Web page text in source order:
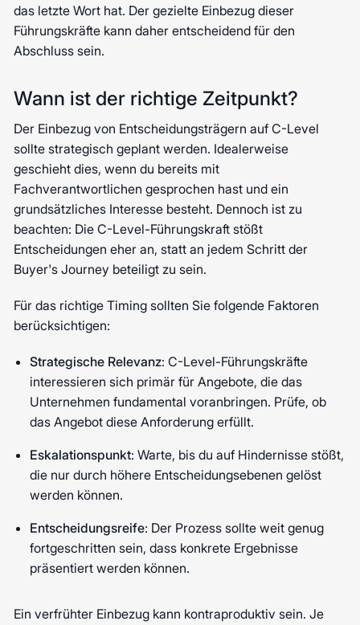
das letzte Wort hat. Der gezielte Einbezug dieser
Führungskräfte kann daher entscheidend für den
Abschluss sein.
Wann ist der richtige Zeitpunkt?
Der Einbezug von Entscheidungsträgern auf C-Level
sollte strategisch geplant werden. Idealerweise
geschieht dies, wenn du bereits mit
Fachverantwortlichen gesprochen hast und ein
grundsätzliches Interesse besteht. Dennoch ist zu
beachten: Die C-Level-Führungskraft stößt
Entscheidungen eher an, statt an jedem Schritt der
Buyer's Journey beteiligt zu sein.
Für das richtige Timing sollten Sie folgende Faktoren
berücksichtigen:
Strategische Relevanz: C-Level-Führungskräfte
interessieren sich primär für Angebote, die das
Unternehmen fundamental voranbringen. Prüfe, ob
das Angebot diese Anforderung erfüllt.
Eskalationspunkt: Warte, bis du auf Hindernisse stößt,
die nur durch höhere Entscheidungsebenen gelöst
werden können.
Entscheidungsreife: Der Prozess sollte weit genug
fortgeschritten sein, dass konkrete Ergebnisse
präsentiert werden können.
Ein verfrühter Einbezug kann kontraproduktiv sein. Je